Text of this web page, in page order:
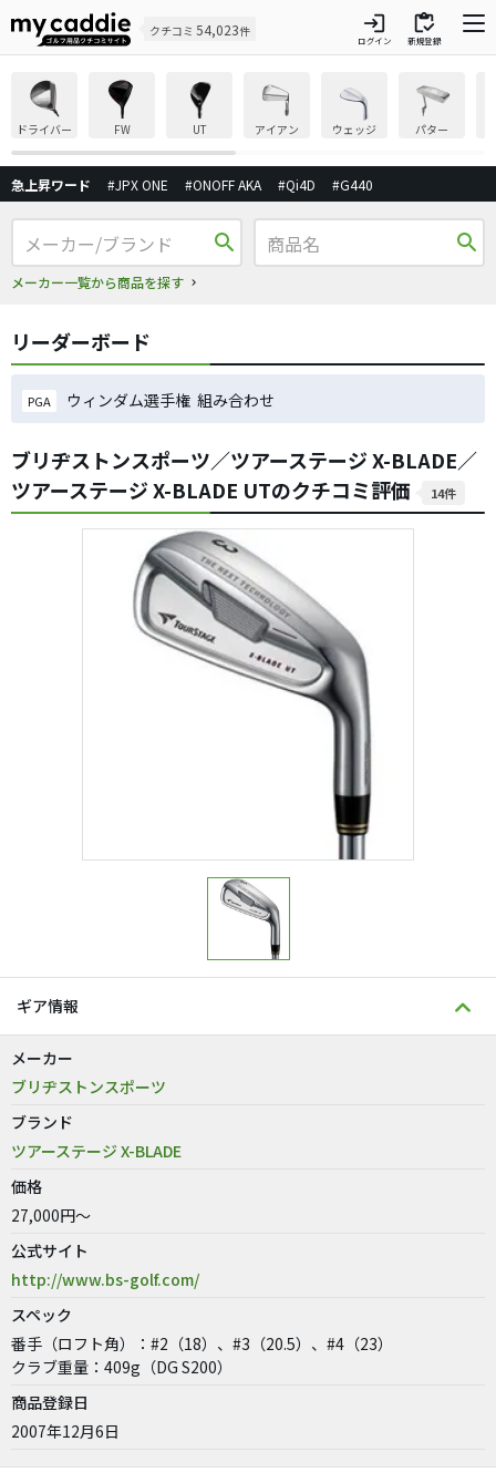
クチコミ 54,023件 login
ログイン
inventory
新規登録
ドライバー FW UT アイアン ウェッジ パター
急上昇ワード #JPX ONE #ONOFF AKA #Qi4D #G440
search
メーカー一覧から商品を探す
search
リーダーボード
PGA ウィンダム選手権 組み合わせ
ブリヂストンスポーツ／ツアーステージ X-BLADE／
ツアーステージ X-BLADE UTのクチコミ評価
14件
ギア情報
メーカー
ブリヂストンスポーツ
ブランド
ツアーステージ X-BLADE
価格
27,000円～
公式サイト
http://www.bs-golf.com/
スペック
番手（ロフト角）：#2（18）、#3（20.5）、#4（23）
クラブ重量：409g（DG S200）
商品登録日
2007年12月6日